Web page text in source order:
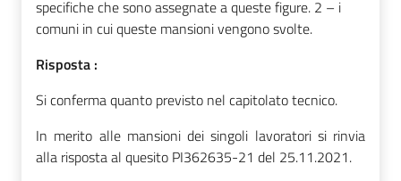
specifiche che sono assegnate a queste figure. 2 – i
comuni in cui queste mansioni vengono svolte.
Risposta :
Si conferma quanto previsto nel capitolato tecnico.
In merito alle mansioni dei singoli lavoratori si rinvia
alla risposta al quesito PI362635-21 del 25.11.2021.